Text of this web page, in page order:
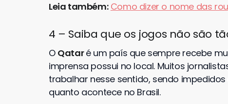
Leia também: Como dizer o nome das
4 – Saiba que os jogos não são
O Qataré um país que sempre recebe
imprensa possui no local. Muitos
trabalhar nesse sentido, sendo
quanto acontece no Brasil.